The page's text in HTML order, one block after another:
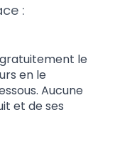
:
gratuitement le
en le
Aucune
et de ses